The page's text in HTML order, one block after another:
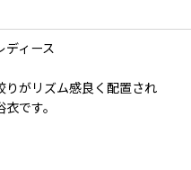
ィース
りがリズム感良く配置され
です。